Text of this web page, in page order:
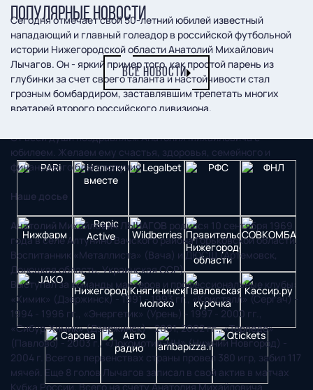
Сегодня отмечает свой 50-летний юбилей известный
нападающий и главный голеадор в российской футбольной
истории Нижегородской области Анатолий Михайлович
Лычагов. Он - яркий пример того, как простой парень из
глубинки за счет своего таланта и настойчивости стал
грозным бомбардиром, заставлявшим трепетать многих
вратарей второго российского дивизиона.
От всей души поздравляем Анатолия Михайловича с
юбилеем. Желаем ему счастья, здоровья, семейного и
финансового благополучия.
Наше досье
Анатолий Михайлович ЛЫЧАГОВ родился 10 сентября 1969
года в селе Алтунино Вачского района Горьковской области.
Воспитанник «Металлиста» (Вача) и ДЮСШ (Артемовск,
Донецкая область, Украинская ССР).
Выступал за команды мастеров и профессиональные клубы:
«Химик» (Дзержинск) - 1991 - 1993 гг., «Кристалл» (Сергач) -
1994 - 1996 гг., «Энергетик» (Урень) - 1997 - 2000 гг.,
«Сибур-Химик» (Дзержинск) - 2001, 2002 гг., «Торпедо»
(Павлово) - 2003 г., «Локомотив-НН» (Нижний Новгород) -
2004 г. Всего в первенствах страны провел 380 игр, забил 117
мячей. Еще 8 голов Лычагов записал в свой актив в матчах
Кубка России. Всего на счету Анатолия Михайловича
ПОПУЛЯРНЫЕ НОВОСТИ
ВСЕ НОВОСТИ